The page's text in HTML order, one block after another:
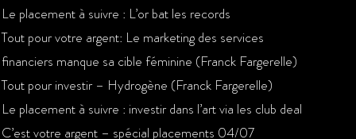
Le placement à suivre : L’or bat les records
Tout pour votre argent: Le marketing des services
financiers manque sa cible féminine (Franck Fargerelle)
Tout pour investir – Hydrogène (Franck Fargerelle)
Le placement à suivre : investir dans l’art via les club deal
C’est votre argent – spécial placements 04/07